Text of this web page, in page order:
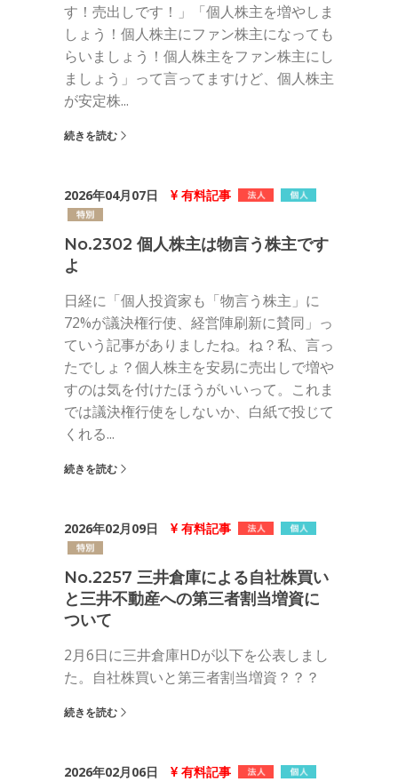
す！売出しです！」「個人株主を増やしま
しょう！個人株主にファン株主になっても
らいましょう！個人株主をファン株主にし
ましょう」って言ってますけど、個人株主
が安定株...
続きを読む
2026年04月07日 有料記事
No.2302 個人株主は物言う株主です
よ
日経に「個人投資家も「物言う株主」に
72%が議決権行使、経営陣刷新に賛同」っ
ていう記事がありましたね。ね？私、言っ
たでしょ？個人株主を安易に売出しで増や
すのは気を付けたほうがいいって。これま
では議決権行使をしないか、白紙で投じて
くれる...
続きを読む
2026年02月09日 有料記事
No.2257 三井倉庫による自社株買い
と三井不動産への第三者割当増資に
ついて
2月6日に三井倉庫HDが以下を公表しまし
た。自社株買いと第三者割当増資？？？
続きを読む
2026年02月06日 有料記事